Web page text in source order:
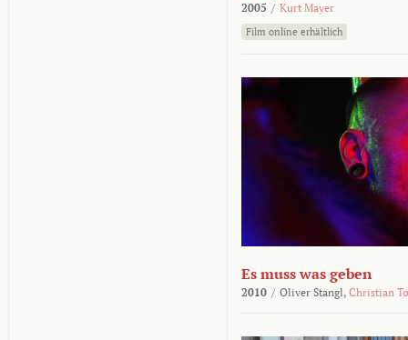
2005 / Kurt Mayer
Film online erhältlich
Es muss was geben
2010 / Oliver Stangl, Christian